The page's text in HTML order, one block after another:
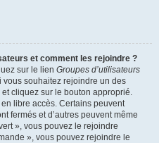
et comment les rejoindre ?
sur le lien Groupes d’utilisateurs
vous souhaitez rejoindre un des
cliquez sur le bouton approprié.
libre accès. Certains peuvent
fermés et d’autres peuvent même
», vous pouvez le rejoindre
», vous pouvez rejoindre le